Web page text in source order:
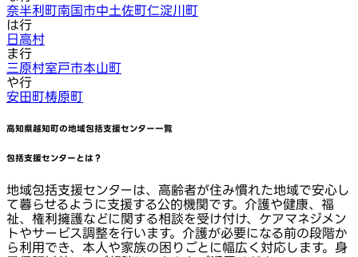
奈半利町南国市中土佐町仁淀川町
は行
日高村
ま行
三原村室戸市本山町
や行
安田町梼原町
高知県越知町の地域包括支援センター一覧
包括支援センターとは？
地域包括支援センターは、高齢者が住み慣れた地域で安心し
て暮らせるように支援する公的機関です。介護や健康、福
祉、権利擁護などに関する相談を受け付け、ケアマネジメン
トやサービス調整を行います。介護が必要になる前の段階か
ら利用でき、本人や家族の困りごとに幅広く対応します。身